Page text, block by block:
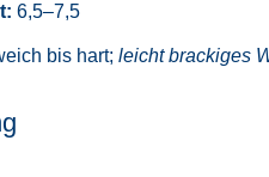
6,5–7,5
bis hart; leicht brackiges